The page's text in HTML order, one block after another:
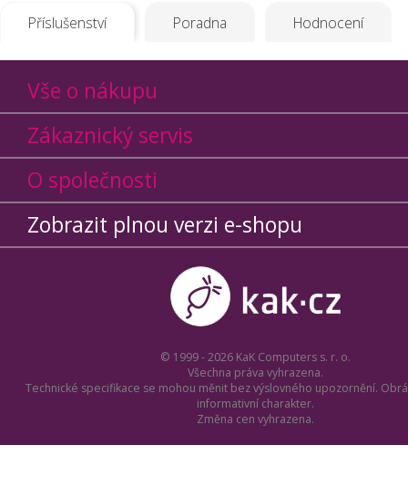
Příslušenství Poradna Hodnocení
Vše o nákupu
Zákaznický servis
O společnosti
Zobrazit plnou verzi e-shopu
© 1999 - 2026 KaK Computers s. r. o.
Všechna práva vyhrazena.
Technické specifikace se mohou měnit bez výslovného upozornění.
informativní charakter.
Změna cen vyhrazena.